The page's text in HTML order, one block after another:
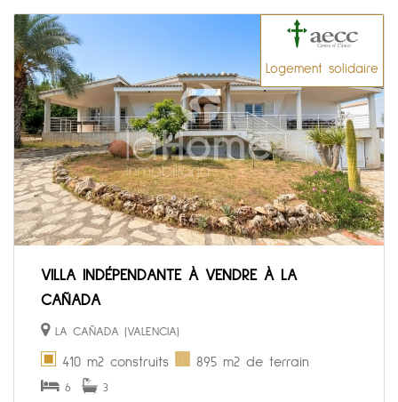
Logement solidaire
VILLA INDÉPENDANTE À VENDRE À LA
CAÑADA
LA CAÑADA (VALENCIA)
410 m2 construits 895 m2 de terrain
6 3